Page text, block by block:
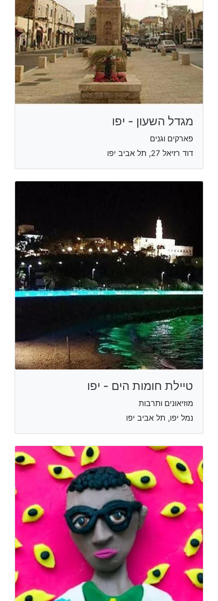
מגדל השעון - יפו
פארקים וגנים
דוד רזיאל 27, תל אביב יפו
טיילת חומות הים - יפו
מוזיאונים ותרבות
נמל יפו, תל אביב יפו